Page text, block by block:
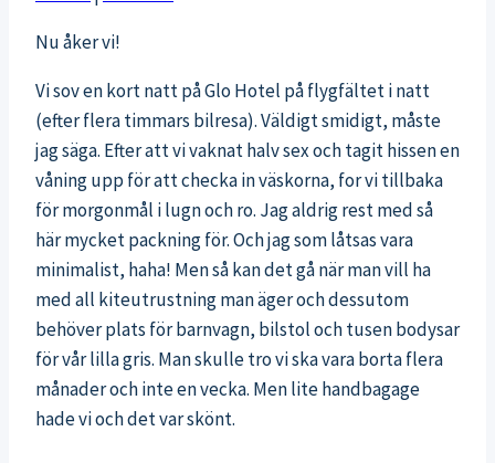
Nu åker vi!
Vi sov en kort natt på Glo Hotel på flygfältet i natt
(efter flera timmars bilresa). Väldigt smidigt, måste
jag säga. Efter att vi vaknat halv sex och tagit hissen en
våning upp för att checka in väskorna, for vi tillbaka
för morgonmål i lugn och ro. Jag aldrig rest med så
här mycket packning för. Och jag som låtsas vara
minimalist, haha! Men så kan det gå när man vill ha
med all kiteutrustning man äger och dessutom
behöver plats för barnvagn, bilstol och tusen bodysar
för vår lilla gris. Man skulle tro vi ska vara borta flera
månader och inte en vecka. Men lite handbagage
hade vi och det var skönt.